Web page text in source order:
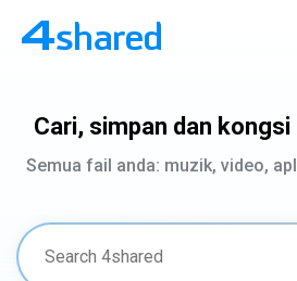
Cari, simpan dan
Semua fail anda: muzik, video,